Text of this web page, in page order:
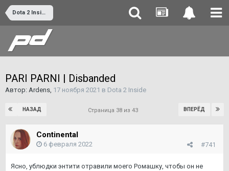
Dota 2 Inside
PARI PARNI | Disbanded
Автор: Ardens, 17 ноября 2021 в Dota 2 Inside
НАЗАД ВПЕРЁД
Страница 38 из 43
Continental
#741
6 февраля 2022
Ясно, ублюдки энтити отравили моего Ромашку, чтобы он не